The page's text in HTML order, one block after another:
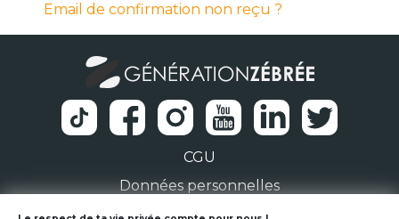
Email de confirmation non reçu ?
CGU
Données personnelles